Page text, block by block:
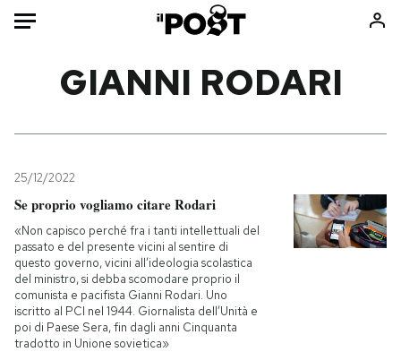
Mondo
Politica
Tecnologia
Internet
Scienza
Cultura
Economia
Consumismi
Storie/Idee
Ok Boomer!
Media
Europa
Altrecose
GIANNI RODARI
25/12/2022
Se proprio vogliamo citare Rodari
«Non capisco perché fra i tanti intellettuali del
passato e del presente vicini al sentire di
questo governo, vicini all’ideologia scolastica
del ministro, si debba scomodare proprio il
comunista e pacifista Gianni Rodari. Uno
iscritto al PCI nel 1944. Giornalista dell’Unità e
poi di Paese Sera, fin dagli anni Cinquanta
tradotto in Unione sovietica»